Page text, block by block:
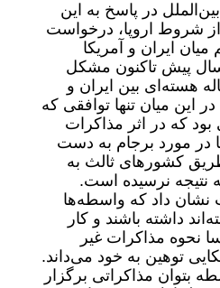
در پاسخ به این
شروط اروپا، درخواست
ایران و آمریکا
گفت: از ۲۰ سال پیش تاکنون مشکل
هسته‌ای بین ایران و
این میان تنها توافقی که
بود که در اثر مذاکرات
در مورد برجام به دست
کشورهای ثالث به
نتیجه نرسیده است.
نشان داد که واسطه‌ها
داشته باشند و کار
نحوه مذاکرات غیر
توهین به خود می‌داند.
بتوان مذاکراتی برگزار